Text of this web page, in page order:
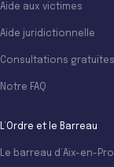
Aide aux victimes
Aide juridictionnelle
Consultations gratuites
Notre FAQ
L’Ordre et le Barreau
Le barreau d’Aix-en-